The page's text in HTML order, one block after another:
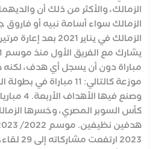
الزمالك، والأكثر من ذلك أن
الزمالك سواء أسامة نبيه أو
الزمالك في يناير
موزعة كالتالي: 11 مباراة
وصنع فيها
كأس السوبر المصري، وخسرها